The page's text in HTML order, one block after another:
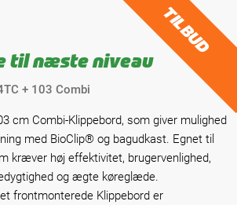
TILBUD
til næste niveau
+ 103 Combi
cm Combi-Klippebord, som giver mulighed
med BioClip® og bagudkast. Egnet til
kræver høj effektivitet, brugervenlighed,
og ægte køreglæde.
frontmonterede Klippebord er